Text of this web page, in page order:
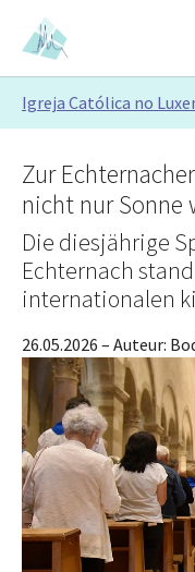
Skip to main content
Skip to page footer
Igreja Católica no
Zur
nicht nur Sonne
Die diesjährige
Echternach
internationalen
26.05.2026 – Auteur: